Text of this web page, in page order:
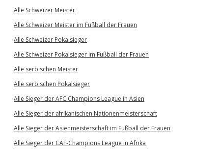
Alle Schweizer Meister
Alle Schweizer Meister im Fußball der Frauen
Alle Schweizer Pokalsieger
Alle Schweizer Pokalsieger im Fußball der Frauen
Alle serbischen Meister
Alle serbischen Pokalsieger
Alle Sieger der AFC Champions League in Asien
Alle Sieger der afrikanischen Nationenmeisterschaft
Alle Sieger der Asienmeisterschaft im Fußball der Frauen
Alle Sieger der CAF-Champions League in Afrika